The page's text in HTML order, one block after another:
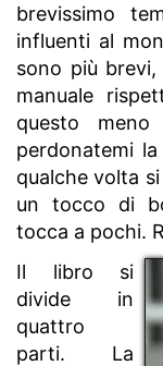
brevissimo
influenti al
sono più
manuale
questo
perdonatemi
qualche volta
un tocco di
tocca a pochi.
Il libro si
divide in
quattro
parti. La